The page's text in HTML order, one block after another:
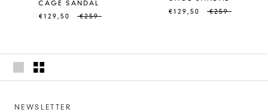
CAGE SANDAL
€129,50
€259
€129,50
€259
NEWSLETTER